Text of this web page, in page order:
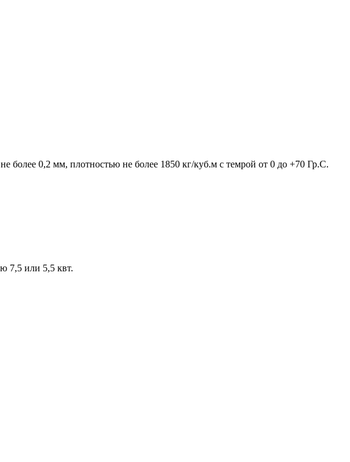
более 0,2 мм, плотностью не более 1850 кг/куб.м с темрой от 0 до +70 Гр.С.
7,5 или 5,5 квт.